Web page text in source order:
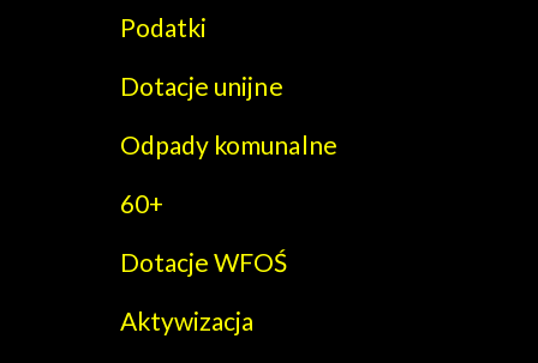
Podatki
Dotacje unijne
Odpady komunalne
60+
Dotacje WFOŚ
Aktywizacja